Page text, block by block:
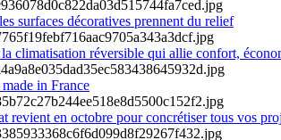
surfaces décoratives prennent du relief
climatisation réversible qui allie confort,
in France
revient en octobre pour concrétiser tous vos